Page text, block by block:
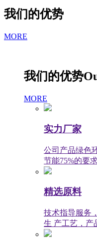
我们的优势
MORE
我们的优势
MORE
实力厂家
公司产品绿色
节能75%的要
精选原料
技术指导服务
生 产工艺，产